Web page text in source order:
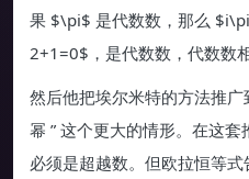
果 $\pi$ 是代数数，那么
2+1=0$，是代数数，代数数
然后他把埃尔米特的方法推
幂 ” 这个更大的情形。在这
必须是超越数。但欧拉恒等